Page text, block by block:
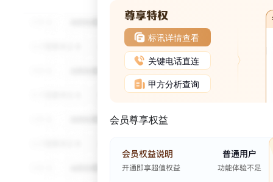
标讯详情查看
关键电话直连
甲方分析查询
会员尊享权益